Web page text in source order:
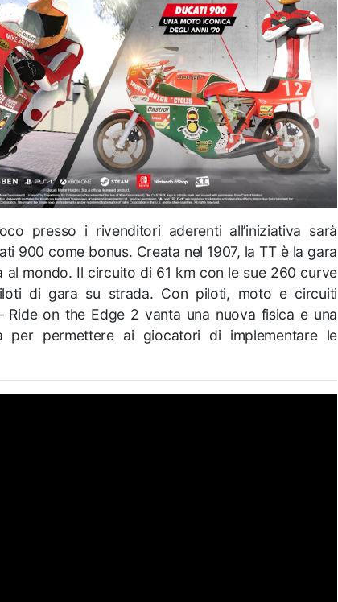
presso i rivenditori aderenti all’iniziativa sarà
900 come bonus. Creata nel 1907, la TT è la gara
al mondo. Il circuito di 61 km con le sue 260 curve
di gara su strada. Con piloti, moto e circuiti
Ride on the Edge 2 vanta una nuova fisica e una
per permettere ai giocatori di implementare le